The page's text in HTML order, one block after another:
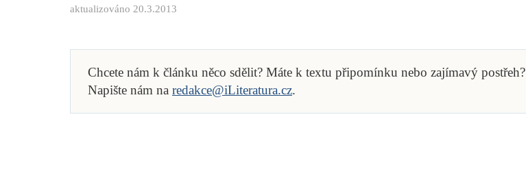
aktualizováno 20.3.2013
Chcete nám k článku něco sdělit? Máte k textu připomínku nebo zajímavý postřeh?
Napište nám na redakce@iLiteratura.cz.